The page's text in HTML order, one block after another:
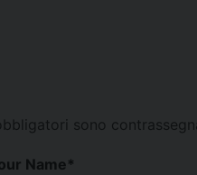
sono
Name*